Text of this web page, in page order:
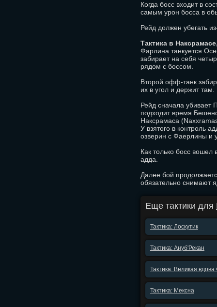
Когда босс входит в
самым урон босса в
Рейд должен убегать
Тактика в
Фарлина танкуется
забирает на себя
рядом с боссом.
Второй офф-танк
их в угол и держит там.
Рейд сначала убивает
подходит время
Наксрамаса
У взятого в контроль
озверин с Фаерлины и
Как только босс
адда.
Далее бой
обязательно снимают
Еще тактики для
Тактика: Лоскутик
Тактика: Ануб'Рекан
Тактика: Великая
Тактика: Мексна